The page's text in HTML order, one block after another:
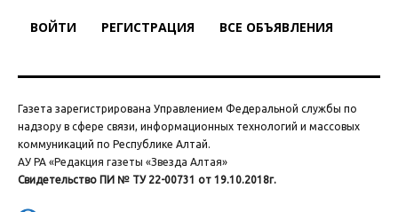
ВОЙТИ РЕГИСТРАЦИЯ ВСЕ ОБЪЯВЛЕНИЯ
Газета зарегистрирована Управлением Федеральной службы по
надзору в сфере связи, информационных технологий и массовых
коммуникаций по Республике Алтай.
АУ РА «Редакция газеты «Звезда Алтая»
Свидетельство ПИ № ТУ 22-00731 от 19.10.2018г.